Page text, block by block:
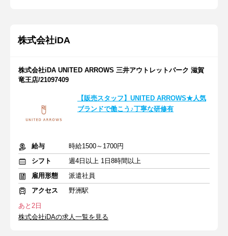
株式会社iDA
株式会社iDA UNITED ARROWS 三井アウトレットパーク 滋賀
竜王店/21097409
【販売スタッフ】UNITED ARROWS★人気
ブランドで働こう♪丁寧な研修有
給与
時給1500～1700円
シフト
週4日以上 1日8時間以上
雇用形態
派遣社員
アクセス
野洲駅
あと2日
株式会社iDAの求人一覧を見る